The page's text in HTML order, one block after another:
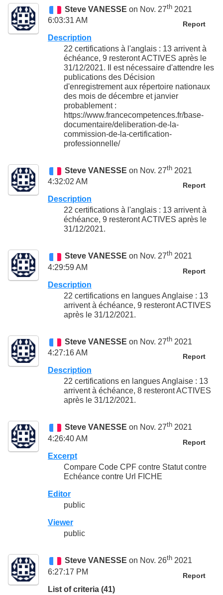
Steve VANESSE on Nov. 27th 2021
6:03:31 AM
Report
Description
22 certifications à l'anglais : 13 arrivent à
échéance, 9 resteront ACTIVES après le
31/12/2021. Il est nécessaire d'attendre les
publications des Décision
d'enregistrement aux répertoire nationaux
des mois de décembre et janvier
probablement :
https://www.francecompetences.fr/base-
documentaire/deliberation-de-la-
commission-de-la-certification-
professionnelle/
Steve VANESSE on Nov. 27th 2021
4:32:02 AM
Report
Description
22 certifications à l'anglais : 13 arrivent à
échéance, 9 resteront ACTIVES après le
31/12/2021.
Steve VANESSE on Nov. 27th 2021
4:29:59 AM
Report
Description
22 certifications en langues Anglaise : 13
arrivent à échéance, 9 resteront ACTIVES
après le 31/12/2021.
Steve VANESSE on Nov. 27th 2021
4:27:16 AM
Report
Description
22 certifications en langues Anglaise : 13
arrivent à échéance, 8 resteront ACTIVES
après le 31/12/2021.
Steve VANESSE on Nov. 27th 2021
4:26:40 AM
Report
Excerpt
Compare Code CPF contre Statut contre
Echéance contre Url FICHE
Editor
public
Viewer
public
Steve VANESSE on Nov. 26th 2021
6:27:17 PM
Report
List of criteria (41)